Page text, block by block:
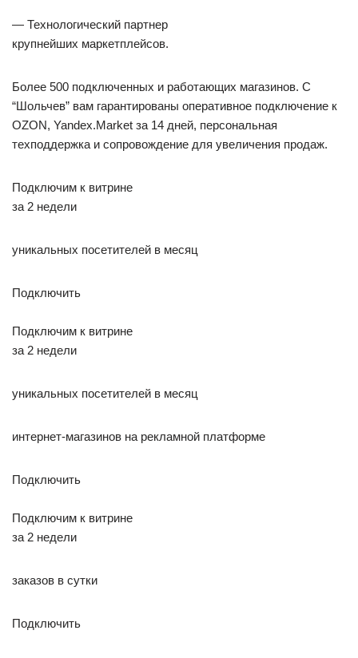
— Технологический партнер
крупнейших маркетплейсов.
Более 500 подключенных и работающих магазинов. С
“Шольчев” вам гарантированы оперативное подключение к
OZON, Yandex.Market за 14 дней, персональная
техподдержка и сопровождение для увеличения продаж.
Подключим к витрине
за 2 недели
уникальных посетителей в месяц
Подключить
Подключим к витрине
за 2 недели
уникальных посетителей в месяц
интернет-магазинов на рекламной платформе
Подключить
Подключим к витрине
за 2 недели
заказов в сутки
Подключить